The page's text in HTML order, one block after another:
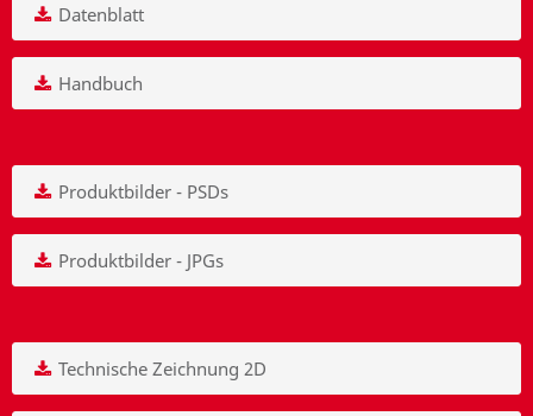
Datenblatt
Handbuch
Produktbilder - PSDs
Produktbilder - JPGs
Technische Zeichnung 2D